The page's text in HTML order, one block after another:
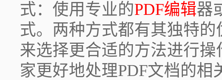
式：使用专业的PDF编辑器
式。两种方式都有其独特
来选择更合适的方法进行
家更好地处理PDF文档的